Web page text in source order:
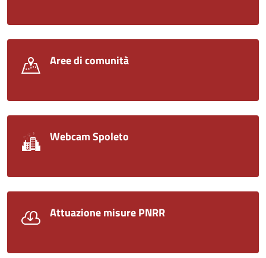
Aree di comunità
Webcam Spoleto
Attuazione misure PNRR